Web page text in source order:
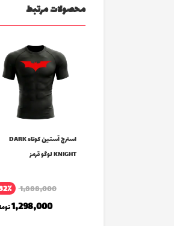
محصولات مرتبط
استرج آستین کوتاه DARK
KNIGHT لوگو قرمز
1,888,000
1,298,000